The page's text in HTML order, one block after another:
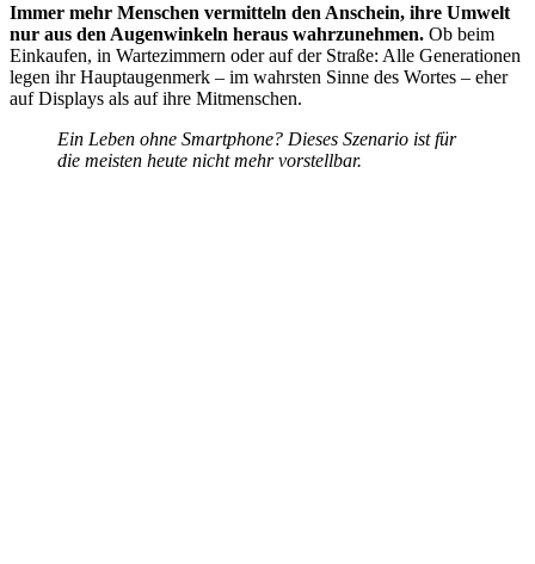
Immer mehr Menschen vermitteln den Anschein, ihre Umwelt
nur aus den Augenwinkeln heraus wahrzunehmen. Ob beim
Einkaufen, in Wartezimmern oder auf der Straße: Alle Generationen
legen ihr Hauptaugenmerk – im wahrsten Sinne des Wortes – eher
auf Displays als auf ihre Mitmenschen.
Ein Leben ohne Smartphone? Dieses Szenario ist für
die meisten heute nicht mehr vorstellbar.